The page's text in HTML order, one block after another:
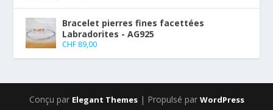
Bracelet pierres fines facettées
Labradorites - AG925
CHF 89,00
Conçu par Elegant Themes| Propulsé par WordPress